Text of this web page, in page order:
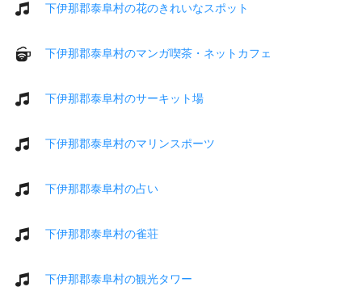
下伊那郡泰阜村の花のきれいなスポット
下伊那郡泰阜村のマンガ喫茶・ネットカフェ
下伊那郡泰阜村のサーキット場
下伊那郡泰阜村のマリンスポーツ
下伊那郡泰阜村の占い
下伊那郡泰阜村の雀荘
下伊那郡泰阜村の観光タワー